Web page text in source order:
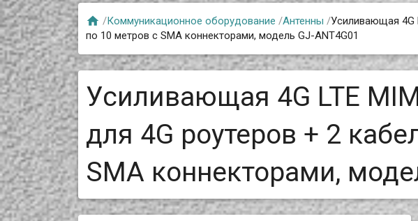
 /Коммуникационное оборудование /Антенны /Усиливающая 4G
по 10 метров c SMA коннекторами, модель GJ-ANT4G01
Усиливающая 4G LTE
для 4G роутеров + 2
SMA коннекторами,